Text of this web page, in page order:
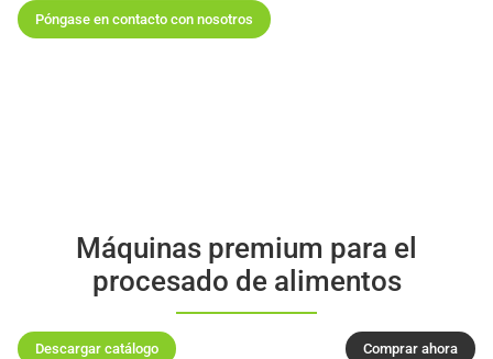
Póngase en contacto con nosotros
Máquinas premium para el
procesado de alimentos
Descargar catálogo Comprar ahora